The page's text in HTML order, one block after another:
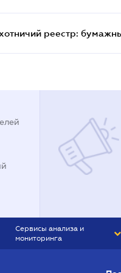
реестр:
Сервисы анализа и
мониторинга